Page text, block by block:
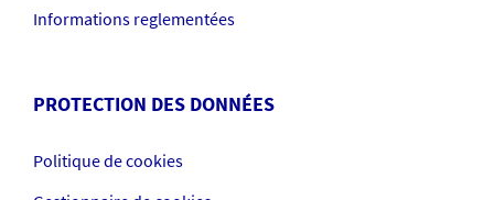
Informations reglementées
PROTECTION DES DONNÉES
Politique de cookies